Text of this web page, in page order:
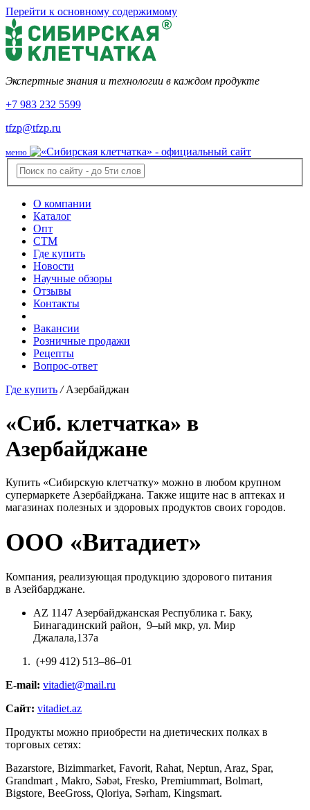
Перейти к основному содержимому
Экспертные знания и технологии в каждом продукте
+7 983 232 5599
tfzp@tfzp.ru
меню
О компании
Каталог
Опт
СТМ
Где купить
Новости
Научные обзоры
Отзывы
Контакты
Вакансии
Розничные продажи
Рецепты
Вопрос-ответ
Где купить / Азербайджан
«Сиб. клетчатка» в
Азербайджане
Купить «Сибирскую клетчатку» можно в любом крупном
супермаркете Азербайджана. Также ищите нас в аптеках и
магазинах полезных и здоровых продуктов своих городов.
ООО «Витадиет»
Компания, реализующая продукцию здорового питания
в Азейбарджане.
AZ 1147 Азербайджанская Республика г. Баку,
Бинагадинский район, 9–ый мкр, ул. Мир
Джалала,137а
(+99 412) 513–86–01
E-mail: vitadiet@mail.ru
Сайт: vitadiet.az
Продукты можно приобрести на диетических полках в
торговых сетях:
Bazarstore, Bizimmarket, Favorit, Rahat, Neptun, Araz, Spar,
Grandmart , Makro, Səbət, Fresko, Premiummart, Bolmart,
Bigstore, BeeGross, Qloriya, Sərham, Kingsmart.